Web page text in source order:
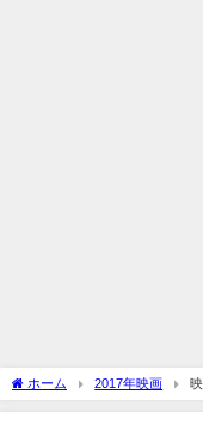
ホーム 2017年映画
は？あらすじと感想まとめ